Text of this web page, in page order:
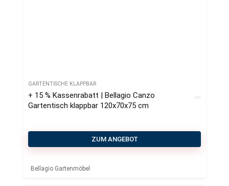
GARTENTISCHE KLAPPBAR
+ 15 % Kassenrabatt | Bellagio Canzo
Gartentisch klappbar 120x70x75 cm
ZUM ANGEBOT
Bellagio Gartenmöbel